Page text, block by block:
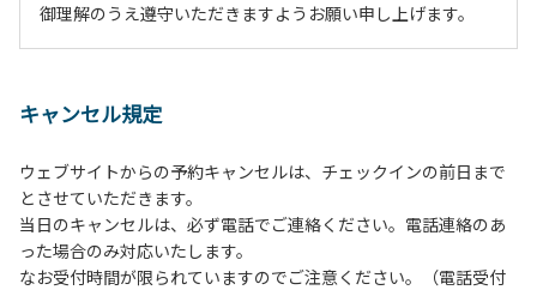
御理解のうえ遵守いただきますようお願い申し上げます。
２、中学生以下だけでの利用はできません。高校生以上の方
３、テントサイト（多目的広場を含む。）の使用は、事前に
予約いただいた方のみで、連泊の方を除き、正午からです。
基本的に、テント1張りにつき1区画の予約をお願いします。
管理棟にてチェックインの手続きを行ってください。午後3
時前にお越しの方は、午後3時になりましたら管理棟にて手
キャンセル規定
ウェブサイトからの予約キャンセルは、チェックインの前日まで
とさせていただきます。
当日のキャンセルは、必ず電話でご連絡ください。電話連絡のあ
った場合のみ対応いたします。
なお受付時間が限られていますのでご注意ください。（電話受付